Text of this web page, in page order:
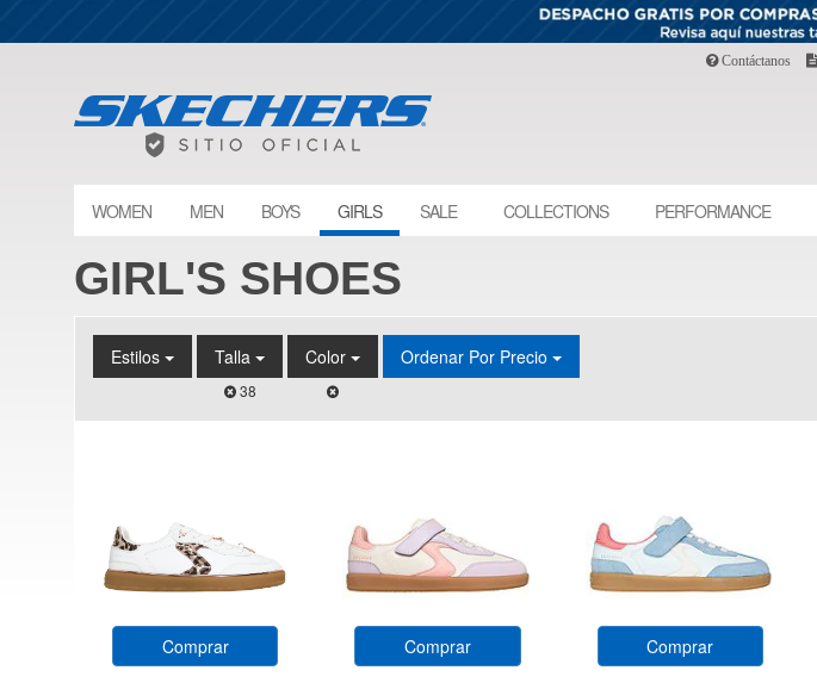
Contáctanos
WOMEN MEN BOYS GIRLS SALE COLLECTIONS PERFORMANCE
GIRL'S SHOES
Estilos Talla
38
Color Ordenar Por Precio
Comprar Comprar Comprar